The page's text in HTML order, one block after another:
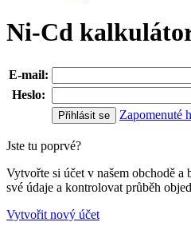
Ni-Cd
E-mail:
Heslo:
Zapomenuté
Jste tu poprvé?
Vytvořte si účet v našem obchodě a
své údaje a kontrolovat průběh
Vytvořit nový účet